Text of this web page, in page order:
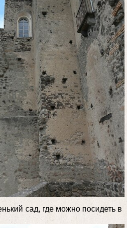
сад, где можно посидеть в